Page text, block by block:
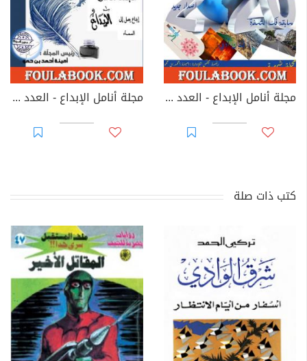
مجلة أنامل الإبداع - العدد الخامس مجلة أنامل الإبداع - العدد الأول
كتب ذات صلة